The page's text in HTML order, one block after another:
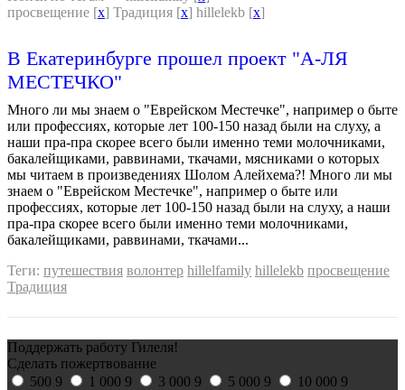
просвещение [x] Традиция [x] hillelekb [x]
В Екатеринбурге прошел проект "А-ЛЯ
МЕСТЕЧКО"
Много ли мы знаем о "Еврейском Местечке", например о быте
или профессиях, которые лет 100-150 назад были на слуху, а
наши пра-пра скорее всего были именно теми молочниками,
бакалейщиками, раввинами, ткачами, мясниками о которых
мы читаем в произведениях Шолом Алейхема?! Много ли мы
знаем о "Еврейском Местечке", например о быте или
профессиях, которые лет 100-150 назад были на слуху, а наши
пра-пра скорее всего были именно теми молочниками,
бакалейщиками, раввинами, ткачами...
Теги: путешествия волонтер hillelfamily hillelekb просвещение
Традиция
Поддержать работу Гилеля!
Сделать пожертвование
500 9 1 000 9 3 000 9 5 000 9 10 000 9